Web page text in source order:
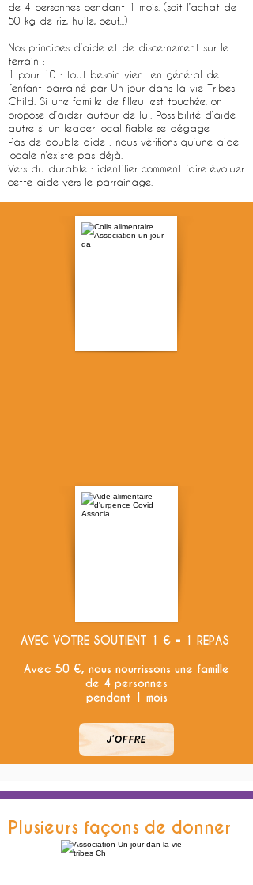
de 4 personnes pendant 1 mois. (soit l’achat de
50 kg de riz, huile, oeuf...)
Nos principes d’aide et de discernement sur le
terrain :
1 pour 10 : tout besoin vient en général de
l’enfant parrainé par Un jour dans la vie Tribes
Child. Si une famille de filleul est touchée, on
propose d’aider autour de lui. Possibilité d’aide
autre si un leader local fiable se dégage
Pas de double aide : nous vérifions qu’une aide
locale n’existe pas déjà.
Vers du durable : identifier comment faire évoluer
cette aide vers le parrainage.
AVEC VOTRE SOUTIENT 1 € = 1 REPAS
Avec 50 €, nous nourrissons une famille
de 4 personnes
pendant 1 mois
J'OFFRE
Plusieurs façons de donner